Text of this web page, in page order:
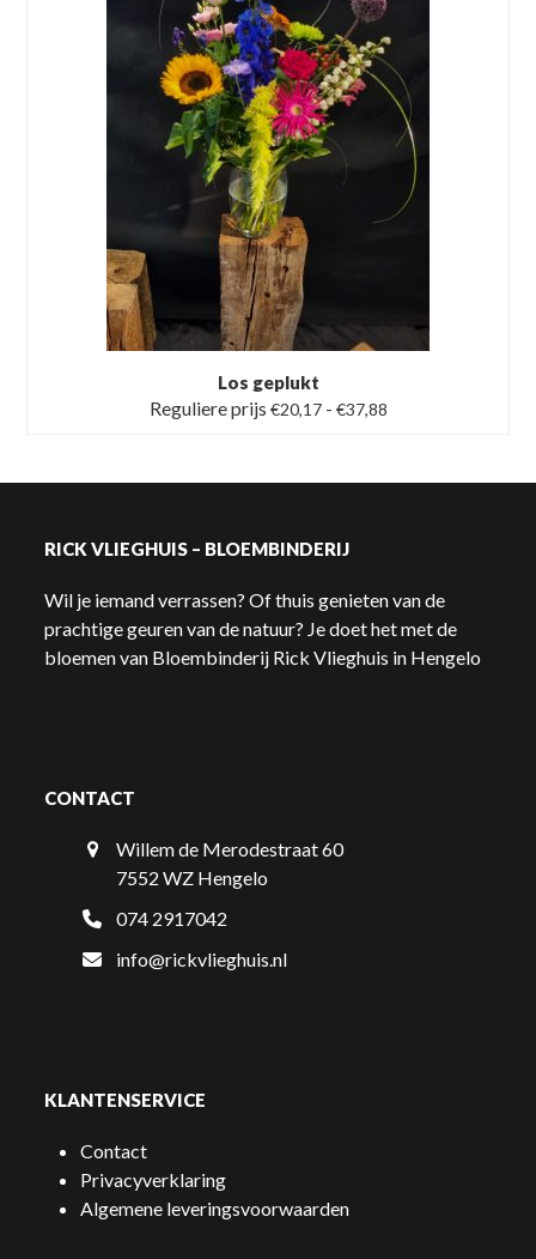
tot
€49,05
Los geplukt
Reguliere prijs €20,17 - €37,88Prijsklasse:
€20,17
RICK VLIEGHUIS – BLOEMBINDERIJ
Wil je iemand verrassen? Of thuis genieten van de
prachtige geuren van de natuur? Je doet het met de
bloemen van Bloembinderij Rick Vlieghuis in Hengelo
CONTACT
Willem de Merodestraat 60
7552 WZ Hengelo
074 2917042
info@rickvlieghuis.nl
KLANTENSERVICE
Contact
Privacyverklaring
Algemene leveringsvoorwaarden